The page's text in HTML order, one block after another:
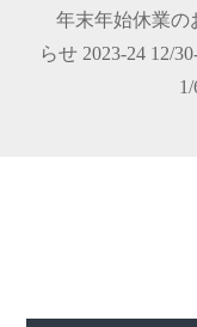
年末年始休業の
らせ 2023-24 12/